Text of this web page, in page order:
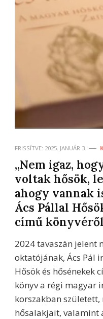
FRISSÍTVE: 2025. JANUÁR 3.
„Nem igaz,
voltak hősök,
ahogy vannak
Ács Pállal
című könyvéről
2024 tavaszán jelent
oktatójának, Ács Pál
Hősök és hősénekek
könyv a régi magyar
korszakban
hősalakjait, valamint